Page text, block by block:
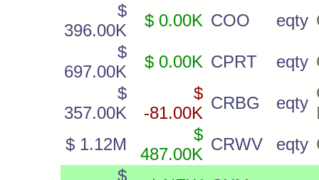
$
396.00K
$ 0.00K COO eqty
$
697.00K
$ 0.00K CPRT eqty
$
357.00K
$
-81.00K
CRBG eqty
$ 1.12M
$
487.00K
CRWV eqty
$